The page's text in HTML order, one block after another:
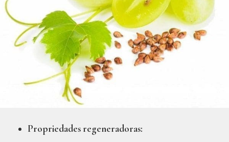
Propriedades regeneradoras: